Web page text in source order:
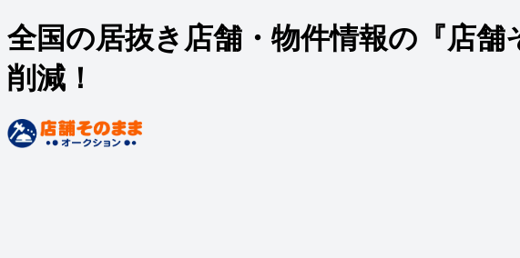
全国の居抜き店舗・物件情報の『店
削減！